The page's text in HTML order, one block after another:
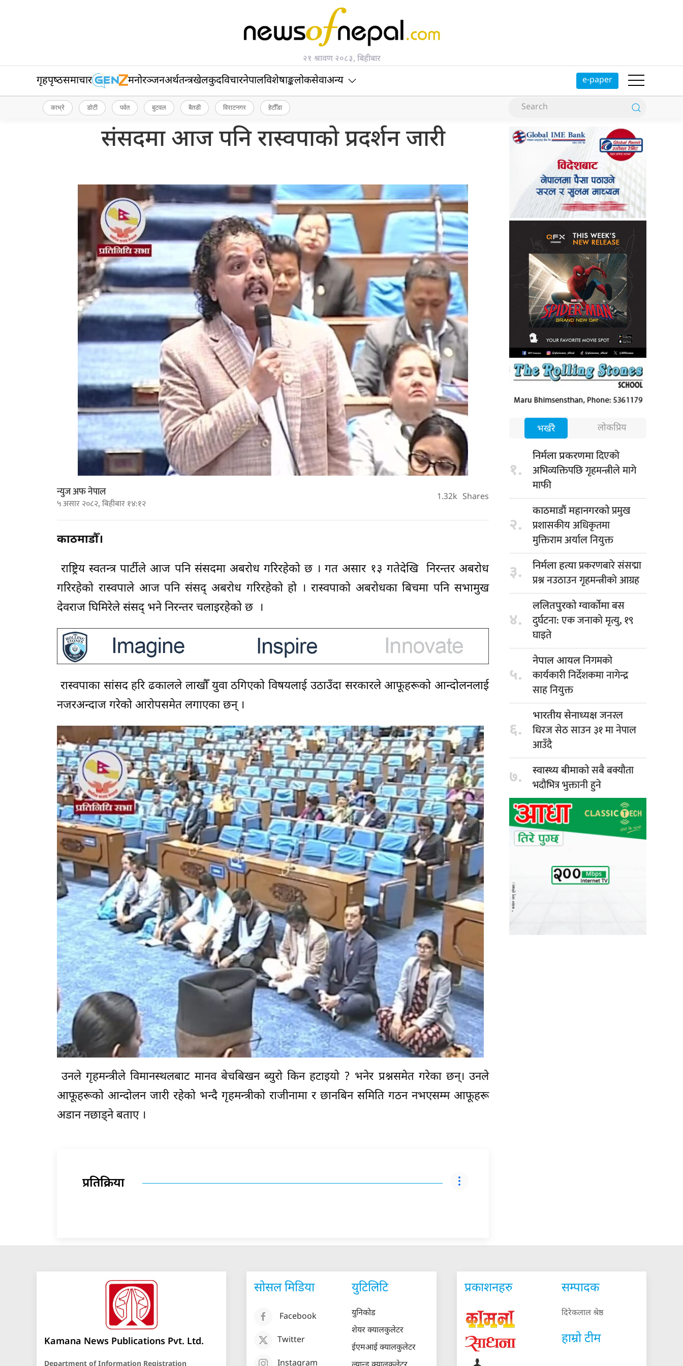
२१ श्रावण २०८३, बिहीबार
गृहपृष्‍ठसमाचार मनोरञ्जनअर्थतन्त्रखेलकुदविचारनेपालविशेषाङ्कलोकसेवाअन्य e-paper
काभ्रे डोटी पर्वत बुटवल बैतडी विराटनगर हेटौँडा
संसदमा आज पनि रास्वपाको प्रदर्शन जारी
न्युज अफ नेपाल
५ असार २०८२, बिहीबार १४:१२ 1.32k Shares
काठमाडौँ।
राष्ट्रिय स्वतन्त्र पार्टीले आज पनि संसदमा अबरोध गरिरहेको छ । गत असार १३ गतेदेखि निरन्तर अबरोध
गरिरहेको रास्वपाले आज पनि संसद् अबरोध गरिरहेको हो । रास्वपाको अबरोधका बिचमा पनि सभामुख
देवराज घिमिरेले संसद् भने निरन्तर चलाइरहेको छ ।
रास्वपाका सांसद हरि ढकालले लाखौँ युवा ठगिएको विषयलाई उठाउँदा सरकारले आफूहरूको आन्दोलनलाई
नजरअन्दाज गरेको आरोपसमेत लगाएका छन् ।
उनले गृहमन्त्रीले विमानस्थलबाट मानव बेचबिखन ब्युरो किन हटाइयो ? भनेर प्रश्नसमेत गरेका छन्। उनले
आफूहरूको आन्दोलन जारी रहेको भन्दै गृहमन्त्रीको राजीनामा र छानबिन समिति गठन नभएसम्म आफूहरू
अडान नछाड्ने बताए ।
प्रतिक्रिया
भर्खरै लोकप्रिय
१.
निर्मला प्रकरणमादिएको
अभिव्यक्तिपछि गृहमन्त्रीले मागे
माफी
२.
काठमाडौं महानगरकोप्रमुख
प्रशासकीय अधिकृतमा
मुक्तिराम अर्याल नियुक्त
३. निर्मला हत्याप्रकरणबारे संसद्मा
प्रश्न नउठाउन गृहमन्त्रीको आग्रह
४.
ललितपुरको ग्वार्कोमाबस
दुर्घटना: एक जनाकाे मृत्यु, १९
घाइते
५.
नेपाल आयलनिगमको
कार्यकारी निर्देशकमा नागेन्द्र
साह नियुक्त
६.
भारतीय सेनाध्यक्षजनरल
धिरज सेठ साउन ३१ मा नेपाल
आउँदै
७. स्वास्थ्य बीमाकोसबै बक्यौता
भदौभित्र भुक्तानी हुने
Kamana News Publications Pvt. Ltd.
सोसल मिडिया
Facebook
Twitter
Instagram
युटिलिटि
युनिकोड
शेयर क्यालकुलेटर
ईएमआई क्यालकुलेटर
प्रकाशनहरु सम्पादक
दिरेकलाल श्रेष्ठ
हाम्रो टीम